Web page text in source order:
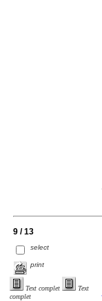
9 / 13
select
print
Text complet
Text
complet